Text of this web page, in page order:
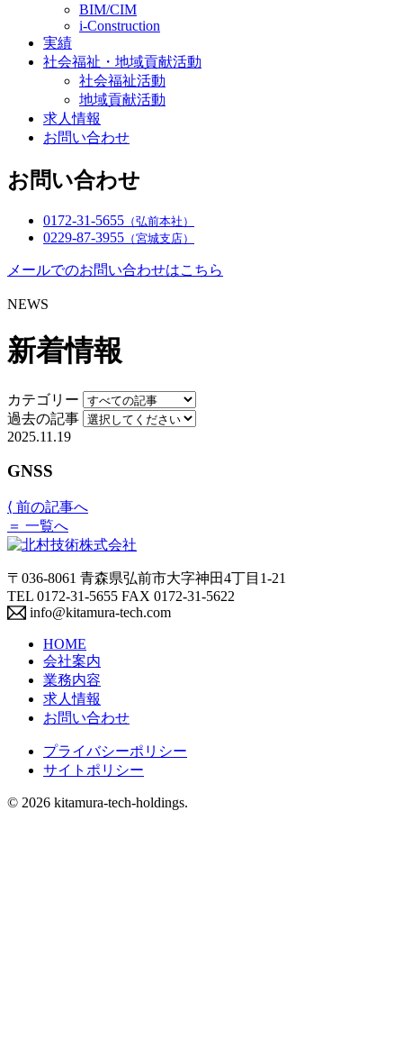
BIM/CIM
i-Construction
実績
社会福祉・地域貢献活動
社会福祉活動
地域貢献活動
求人情報
お問い合わせ
お問い合わせ
0172-31-5655 （弘前本社）
0229-87-3955 （宮城支店）
メールでのお問い合わせはこちら
NEWS
新着情報
カテゴリー
過去の記事
2025.11.19
GNSS
⟨ 前の記事へ
＝ 一覧へ
〒036-8061 青森県弘前市大字神田4丁目1-21
TEL 0172-31-5655 FAX 0172-31-5622
info@kitamura-tech.com
HOME
会社案内
業務内容
求人情報
お問い合わせ
プライバシーポリシー
サイトポリシー
© 2026 kitamura-tech-holdings.